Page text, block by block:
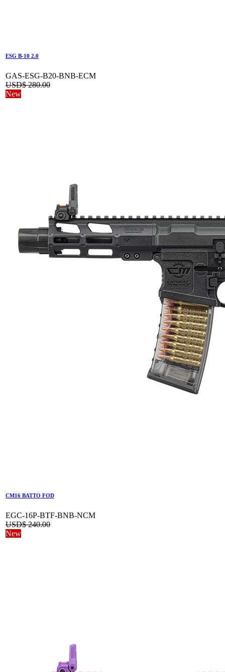
ESG B-10 2.0
GAS-ESG-B20-BNB-ECM
USD$280.00
New
CM16 BATTO FOD
EGC-16P-BTF-BNB-NCM
USD$240.00
New